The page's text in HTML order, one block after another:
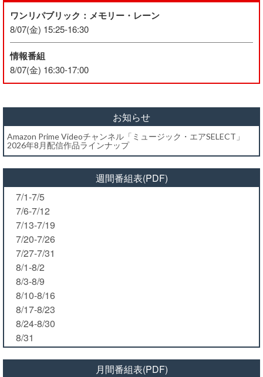
ワンリパブリック：メモリー・レーン
8/07(金) 15:25-16:30
情報番組
8/07(金) 16:30-17:00
お知らせ
Amazon Prime Videoチャンネル「ミュージック・エアSELECT」
2026年8月配信作品ラインナップ
週間番組表(PDF)
7/1-7/5
7/6-7/12
7/13-7/19
7/20-7/26
7/27-7/31
8/1-8/2
8/3-8/9
8/10-8/16
8/17-8/23
8/24-8/30
8/31
月間番組表(PDF)